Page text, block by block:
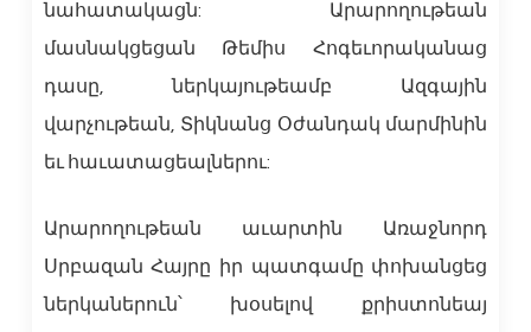
նահատակացն: Արարողութեան
մասնակցեցան Թեմիս Հոգեւորականաց
դասը, ներկայութեամբ Ազգային
վարչութեան, Տիկնանց Օժանդակ մարմինին
եւ հաւատացեալներու:
Արարողութեան աւարտին Առաջնորդ
Սրբազան Հայրը իր պատգամը փոխանցեց
ներկաներուն՝ խօսելով քրիստոնեայ